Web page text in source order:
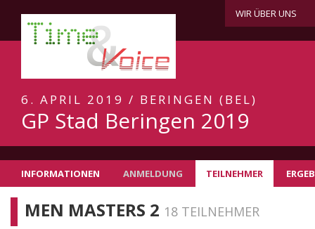
WIR ÜBER UNS
6. APRIL 2019 / BERINGEN (BEL)
GP Stad Beringen 2019
INFORMATIONEN ANMELDUNG TEILNEHMER
MEN MASTERS 2 18 TEILNEHMER